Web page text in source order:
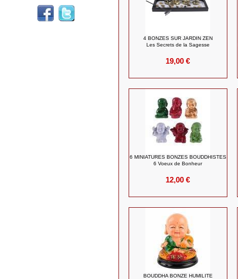
4 BONZES SUR JARDIN ZEN
Les Secrets de la Sagesse
19,00 €
6 MINIATURES BONZES BOUDDHISTES
6 Voeux de Bonheur
12,00 €
BOUDDHA BONZE HUMILITE